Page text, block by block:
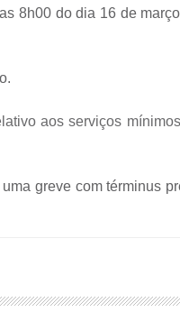
8h00 do dia 16 de
aos serviços
greve com términus